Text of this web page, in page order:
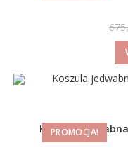
PROMOCJA!
Koszula